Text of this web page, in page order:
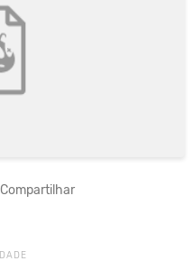
Compartilhar